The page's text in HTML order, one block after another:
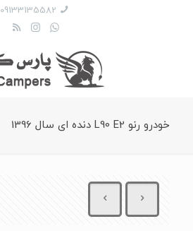
09133135582
خودرو رنو L90 E2 دنده ای سال 1396